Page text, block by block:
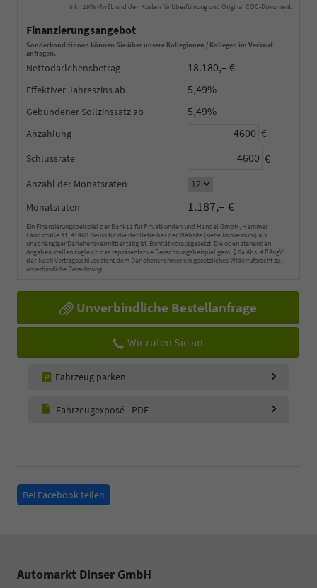
inkl. 19% MwSt. und den Kosten für Überführung und Original COC-Dokument
Finanzierungsangebot
Sonderkonditionen können Sie über unsere Kolleginnen / Kollegen im Verkauf
anfragen.
Nettodarlehensbetrag 18.180,– €
Effektiver Jahreszins 5,49%
Gebundener Sollzinssatz 5,49%
Anzahlung €
Schlussrate €
Anzahl der Monatsraten
Monatsraten
1.187,– €
Ein Finanzierungsbeispiel der Bank11 für Privatkunden und Handel GmbH, Hammer
Landstraße 91, 41460 Neuss für die der Betreiber der Website (siehe Impressum) als
unabhängiger Darlehensvermittler tätig ist. Bonität vorausgesetzt. Die oben stehenden
Angaben stellen zugleich das repräsentative Berechnungsbeispiel gem. § 6a Abs. 4 PAngV
dar. Nach Vertragsschluss steht dem Darlehensnehmer ein gesetzliches Widerrufsrecht zu.
unverbindliche Berechnung
Unverbindliche Bestellanfrage
Wir rufen Sie an
Fahrzeug parken
Fahrzeugexposé - PDF
Bei Facebook teilen
Automarkt Dinser GmbH